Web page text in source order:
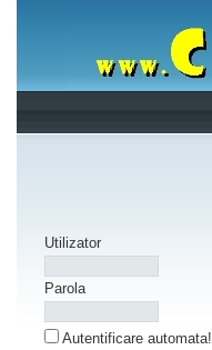
Utilizator
Parola
Autentificare automata!